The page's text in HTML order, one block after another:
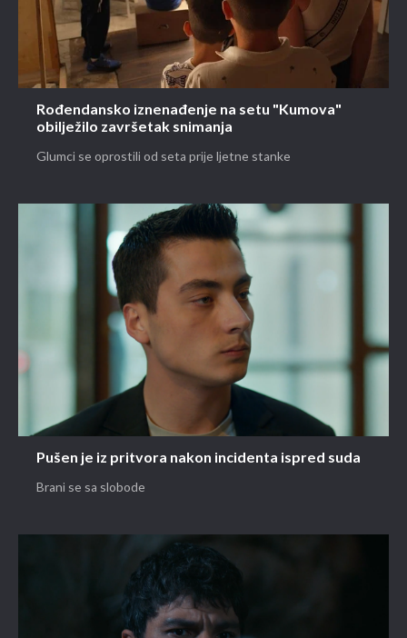
Rođendansko iznenađenje na setu "Kumova"
obilježilo završetak snimanja
Glumci se oprostili od seta prije ljetne stanke
Pušen je iz pritvora nakon incidenta ispred suda
Brani se sa slobode